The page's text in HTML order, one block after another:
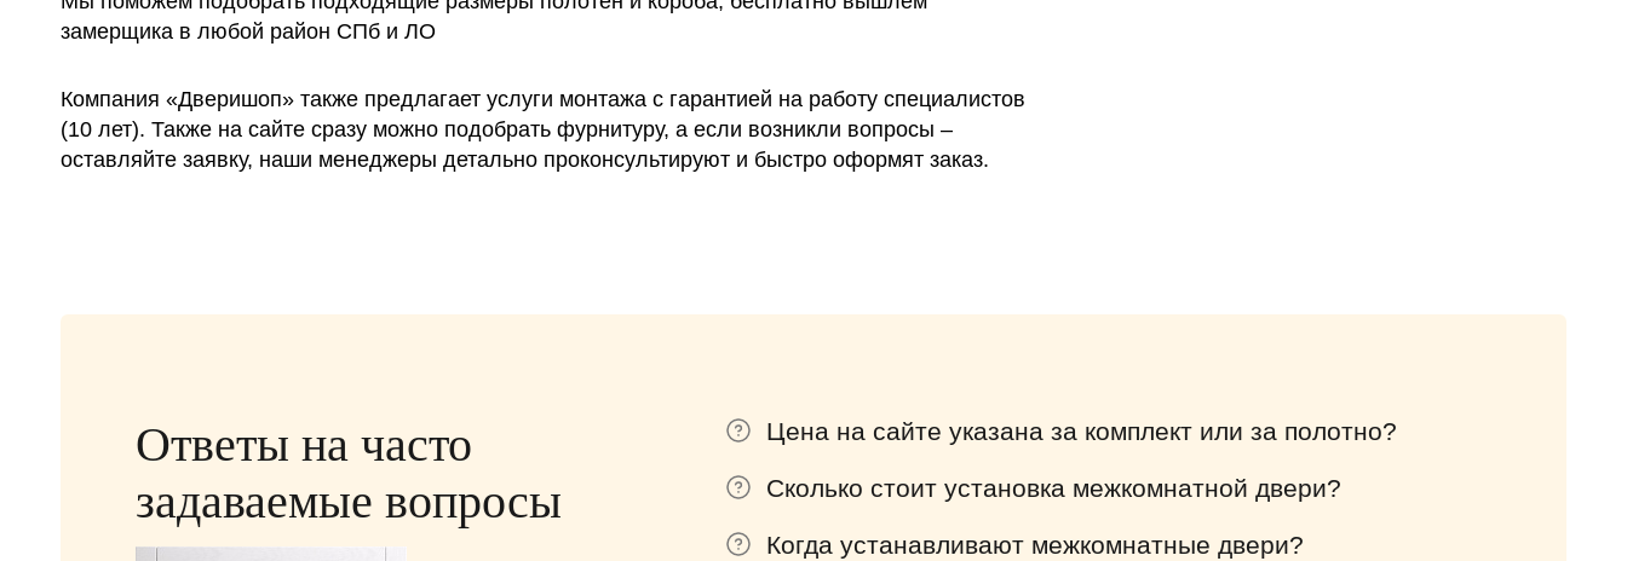
замерщика в любой район СПб и ЛО
Компания «Дверишоп» также предлагает услуги монтажа с гарантией на работу специалистов
(10 лет). Также на сайте сразу можно подобрать фурнитуру, а если возникли вопросы –
оставляйте заявку, наши менеджеры детально проконсультируют и быстро оформят заказ.
Ответы на часто
задаваемые вопросы
Цена на сайте указана за комплект или за полотно?
Сколько стоит установка межкомнатной двери?
Когда устанавливают межкомнатные двери?